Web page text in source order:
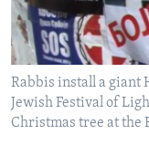
SPORT
INTERVJU
Rabbis install a giant
Jewish Festival of
Christmas tree at the